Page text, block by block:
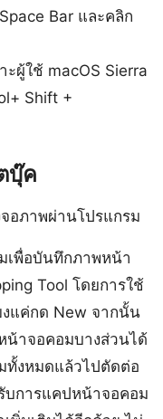
Bar และคลิก
ผู้ใช้ macOS Sierra
Shift +
บุ๊ค
อภาพผ่านโปรแกรม
เพื่อบันทึกภาพหน้า
Tool โดยการใช้
งแค่กด New จากนั้น
น้าจอคอมบางส่วนได้
ทั้งหมดแล้วไปตัดต่อ
บการแคปหน้าจอคอม